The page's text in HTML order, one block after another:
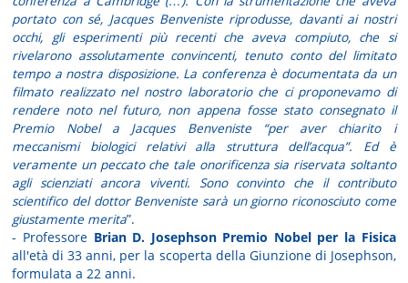
portato con sé, Jacques Benveniste riprodusse, davanti ai nostri
occhi, gli esperimenti più recenti che aveva compiuto, che si
rivelarono assolutamente convincenti, tenuto conto del limitato
tempo a nostra disposizione. La conferenza è documentata da un
filmato realizzato nel nostro laboratorio che ci proponevamo di
rendere noto nel futuro, non appena fosse stato consegnato il
Premio Nobel a Jacques Benveniste “per aver chiarito i
meccanismi biologici relativi alla struttura dell’acqua”. Ed è
veramente un peccato che tale onorificenza sia riservata soltanto
agli scienziati ancora viventi. Sono convinto che il contributo
scientifico del dottor Benveniste sarà un giorno riconosciuto come
giustamente merita”.
- Professore Brian D. Josephson Premio Nobel per la Fisica
all'età di 33 anni, per la scoperta della Giunzione di Josephson,
formulata a 22 anni.